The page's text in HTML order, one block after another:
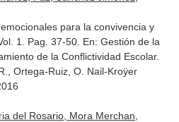
para la convivencia y
1. Pag. 37-50. En: Gestión de la
de la Conflictividad Escolar.
Ortega-Ruiz, O. Nail-Kroÿer
del Rosario, Mora Merchan,